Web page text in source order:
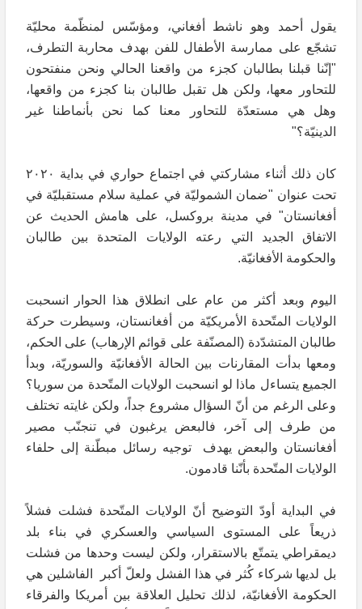
يقول أحمد وهو ناشط أفغاني، ومؤسّس لمنظّمة محليّة
تشجّع على ممارسة الأطفال للفن بهدف محاربة التطرف،
"إنّنا قبلنا بطالبان كجزء من واقعنا الحالي ونحن منفتحون
للتحاور معها، ولكن هل تقبل طالبان بنا كجزء من واقعها،
وهل هي مستعدّة للتحاور معنا كما نحن بأنماطنا غير
الدينيّة؟"
كان ذلك أثناء مشاركتي في اجتماع حواري في بداية ٢٠٢٠
تحت عنوان "ضمان الشموليّة في عملية سلام مستقبليّة في
أفغانستان" في مدينة بروكسل، على هامش الحديث عن
الاتفاق الجديد التي رعته الولايات المتحدة بين طالبان
والحكومة الأفغانيّة.
اليوم وبعد أكثر من عام على انطلاق هذا الحوار انسحبت
الولايات المتّحدة الأمريكيّة من أفغانستان، وسيطرت حركة
طالبان المتشدّدة (المصنّفة على قوائم الإرهاب) على الحكم،
ومعها بدأت المقارنات بين الحالة الأفغانيّة والسوريّة، وبدأ
الجميع يتساءل ماذا لو انسحبت الولايات المتّحدة من سوريا؟
وعلى الرغم من أنّ السؤال مشروع جداً، ولكن غايته تختلف
من طرف إلى آخر، فالبعض يرغبون في تنجنّب مصير
أفغانستان والبعض يهدف توجيه رسائل مبطّنة إلى حلفاء
الولايات المتّحدة بأنّنا قادمون.
في البداية أودّ التوضيح أنّ الولايات المتّحدة فشلت فشلاً
ذريعاً على المستوى السياسي والعسكري في بناء بلد
ديمقراطي يتمتّع بالاستقرار، ولكن ليست وحدها من فشلت
بل لديها شركاء كُثر في هذا الفشل ولعلّ أكبر الفاشلين هي
الحكومة الأفغانيّة، لذلك تحليل العلاقة بين أمريكا والفرقاء